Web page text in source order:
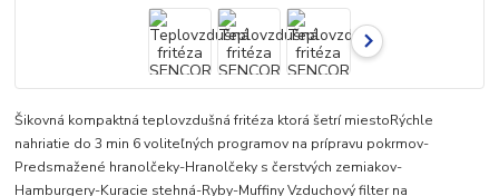
Šikovná kompaktná teplovzdušná fritéza ktorá šetrí miestoRýchle
nahriatie do 3 min 6 voliteľných programov na prípravu pokrmov-
Predsmažené hranolčeky-Hranolčeky s čerstvých zemiakov-
Hamburgery-Kuracie stehná-Ryby-Muffiny Vzduchový filter na